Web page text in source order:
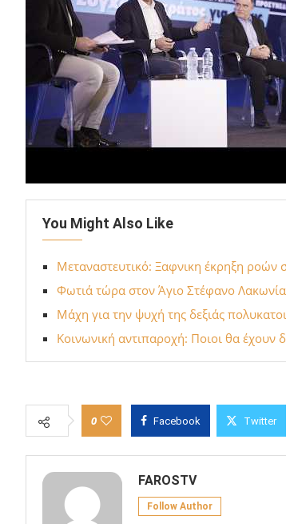
You Might Also Like
Μεταναστευτικό: Ξαφνικη έκρηξη ροών
Φωτιά τώρα στον Άγιο Στέφανο
Μάχη για την ψυχή της δεξιάς
Κοινωνική αντιπαροχή: Ποιοι θα έχουν
0 Facebook Twitter
FAROSTV
Follow Author